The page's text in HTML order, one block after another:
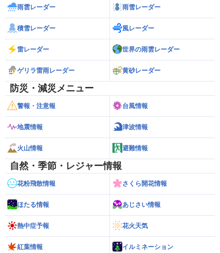
雨雲レーダー 雨雪レーダー
積雪レーダー 風レーダー
雷レーダー 世界の雨雲レーダー
ゲリラ雷雨レーダー 黄砂レーダー
防災・減災メニュー
警報・注意報 台風情報
地震情報 津波情報
火山情報 避難情報
自然・季節・レジャー情報
花粉飛散情報 さくら開花情報
ほたる情報 あじさい情報
熱中症予報 花火天気
紅葉情報 イルミネーション